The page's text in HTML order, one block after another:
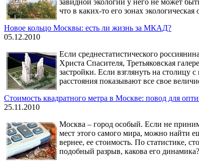
что в каких-то его зонах
Новое кольцо Москвы: есть ли жизнь за МКАД?
05.12.2010
Если среднестатистического
Христа Спасителя, Третьяковская
застройки. Если взглянуть на столицу
расстояния показывают все свое
Стоимость квадратного метра в Москве: повод для
25.11.2010
Москва – город особый. Если не
мест этого самого мира, можно найти
вернее, ее стоимость. По статистике,
подобный разрыв, какова его динамика?